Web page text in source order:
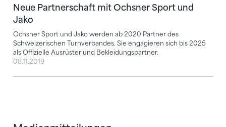
Neue Partnerschaft mit Ochsner Sport und
Jako
Ochsner Sport und Jako werden ab 2020 Partner des
Schweizerischen Turnverbandes. Sie engagieren sich bis 2025
als Offizielle Ausrüster und Bekleidungspartner.
08.11.2019